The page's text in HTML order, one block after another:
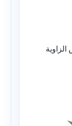
قياس الزاوية